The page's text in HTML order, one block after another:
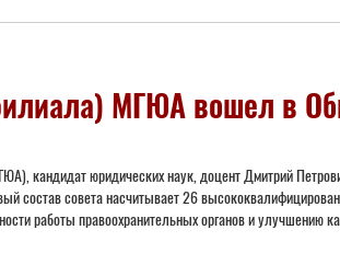
МГЮА вошел в
кандидат юридических наук, доцент Дмитрий
состав совета насчитывает 26
работы правоохранительных органов и улучшению